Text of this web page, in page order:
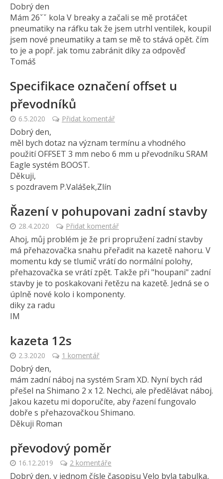
Dobrý den
Mám 26ˇˇ kola V breaky a začali se mě protáčet
pneumatiky na ráfku tak že jsem utrhl ventilek, koupil
jsem nové pneumatiky a tam se mě to stává opět. čím
to je a popř. jak tomu zabránit díky za odpověď
Tomáš
Specifikace označení offset u
převodníků
6.5.2020 Přidat komentář
Dobrý den,
měl bych dotaz na význam termínu a vhodného
použití OFFSET 3 mm nebo 6 mm u převodníku SRAM
Eagle systém BOOST.
Děkuji,
s pozdravem P.Valášek,Zlín
Řazení v pohupovani zadní stavby
28.4.2020 Přidat komentář
Ahoj, můj problém je že pri propružení zadní stavby
má přehazovačka snahu přeřadit na kazetě nahoru. V
momentu kdy se tlumič vrátí do normální polohy,
přehazovačka se vrátí zpět. Takže při "houpani" zadní
stavby je to poskakovani řetězu na kazetě. Jedná se o
úplně nové kolo i komponenty.
diky za radu
IM
kazeta 12s
2.3.2020 1 komentář
Dobrý den,
mám zadní náboj na systém Sram XD. Nyní bych rád
přešel na Shimano 2 x 12. Nechci, ale předělávat náboj.
Jakou kazetu mi doporučíte, aby řazení fungovalo
dobře s přehazovačkou Shimano.
Děkuji Roman
převodový poměr
16.12.2019 2 komentáře
Dobrý den, v jednom čísle časopisu Velo byla tabulka,